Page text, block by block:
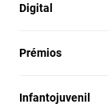
Digital
Prémios
Infantojuvenil